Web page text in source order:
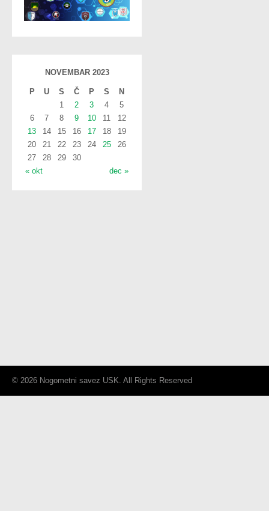
NOVEMBAR 2023
P U S Č P S N
« okt dec »
1 2 3 4
5
6
7 8 9 10 11
12
13
14 15 16 17 18
19
20
21 22 23 24 25
26
27
28 29 30
© 2026 Nogometni savez USK. All Rights Reserved